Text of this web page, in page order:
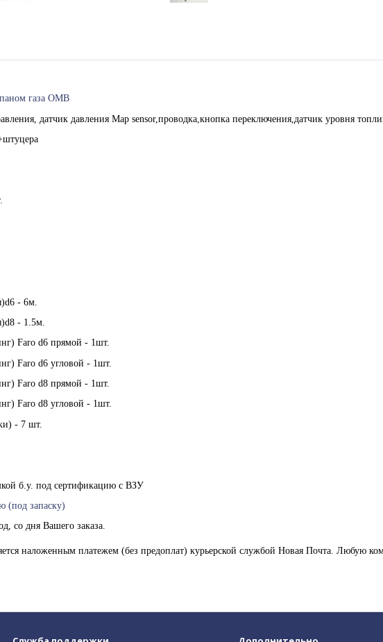
газа OMB
датчик давления Мар sensor,проводка,кнопка переключения,датчик уровня
- 6м.
- 1.5м.
Faro d6 прямой - 1шт.
Faro d6 угловой - 1шт.
Faro d8 прямой - 1шт.
Faro d8 угловой - 1шт.
- 7 шт.
б.у. под сертификацию с ВЗУ
(под запаску)
со дня Вашего заказа.
наложенным платежем (без предоплат) курьерской службой Новая Почта. Любую